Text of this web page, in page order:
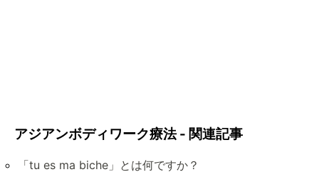
アジアンボディワーク療法 - 関連記事
「tu es ma biche」とは何ですか？